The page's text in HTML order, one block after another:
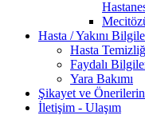
Hasta / Yakını
Hasta
Faydalı
Yara Bakımı
Şikayet ve
İletişim - Ulaşım